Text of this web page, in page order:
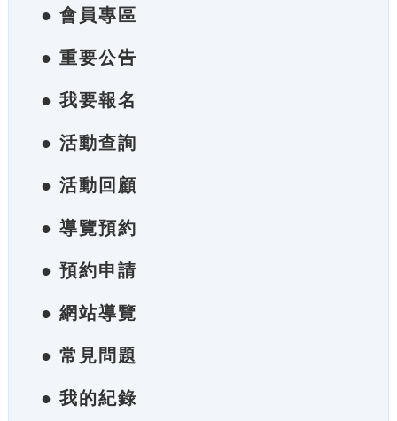
● 會員專區
● 重要公告
● 我要報名
● 活動查詢
● 活動回顧
● 導覽預約
● 預約申請
● 網站導覽
● 常見問題
● 我的紀錄